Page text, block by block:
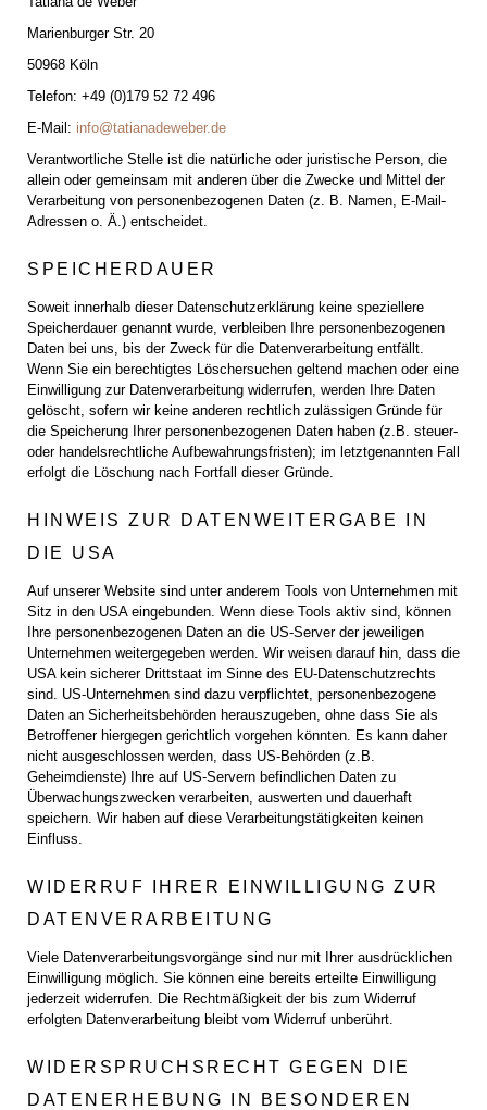
Marienburger Str. 20
50968 Köln
Telefon: +49 (0)179 52 72 496
E-Mail: info@tatianadeweber.de
Verantwortliche Stelle ist die natürliche oder juristische Person, die
allein oder gemeinsam mit anderen über die Zwecke und Mittel der
Verarbeitung von personenbezogenen Daten (z. B. Namen, E-Mail-
Adressen o. Ä.) entscheidet.
SPEICHERDAUER
Soweit innerhalb dieser Datenschutzerklärung keine speziellere
Speicherdauer genannt wurde, verbleiben Ihre personenbezogenen
Daten bei uns, bis der Zweck für die Datenverarbeitung entfällt.
Wenn Sie ein berechtigtes Löschersuchen geltend machen oder eine
Einwilligung zur Datenverarbeitung widerrufen, werden Ihre Daten
gelöscht, sofern wir keine anderen rechtlich zulässigen Gründe für
die Speicherung Ihrer personenbezogenen Daten haben (z.B. steuer-
oder handelsrechtliche Aufbewahrungsfristen); im letztgenannten Fall
erfolgt die Löschung nach Fortfall dieser Gründe.
HINWEIS ZUR DATENWEITERGABE IN
DIE USA
Auf unserer Website sind unter anderem Tools von Unternehmen mit
Sitz in den USA eingebunden. Wenn diese Tools aktiv sind, können
Ihre personenbezogenen Daten an die US-Server der jeweiligen
Unternehmen weitergegeben werden. Wir weisen darauf hin, dass die
USA kein sicherer Drittstaat im Sinne des EU-Datenschutzrechts
sind. US-Unternehmen sind dazu verpflichtet, personenbezogene
Daten an Sicherheitsbehörden herauszugeben, ohne dass Sie als
Betroffener hiergegen gerichtlich vorgehen könnten. Es kann daher
nicht ausgeschlossen werden, dass US-Behörden (z.B.
Geheimdienste) Ihre auf US-Servern befindlichen Daten zu
Überwachungszwecken verarbeiten, auswerten und dauerhaft
speichern. Wir haben auf diese Verarbeitungstätigkeiten keinen
Einfluss.
WIDERRUF IHRER EINWILLIGUNG ZUR
DATENVERARBEITUNG
Viele Datenverarbeitungsvorgänge sind nur mit Ihrer ausdrücklichen
Einwilligung möglich. Sie können eine bereits erteilte Einwilligung
jederzeit widerrufen. Die Rechtmäßigkeit der bis zum Widerruf
erfolgten Datenverarbeitung bleibt vom Widerruf unberührt.
WIDERSPRUCHSRECHT GEGEN DIE
DATENERHEBUNG IN BESONDEREN